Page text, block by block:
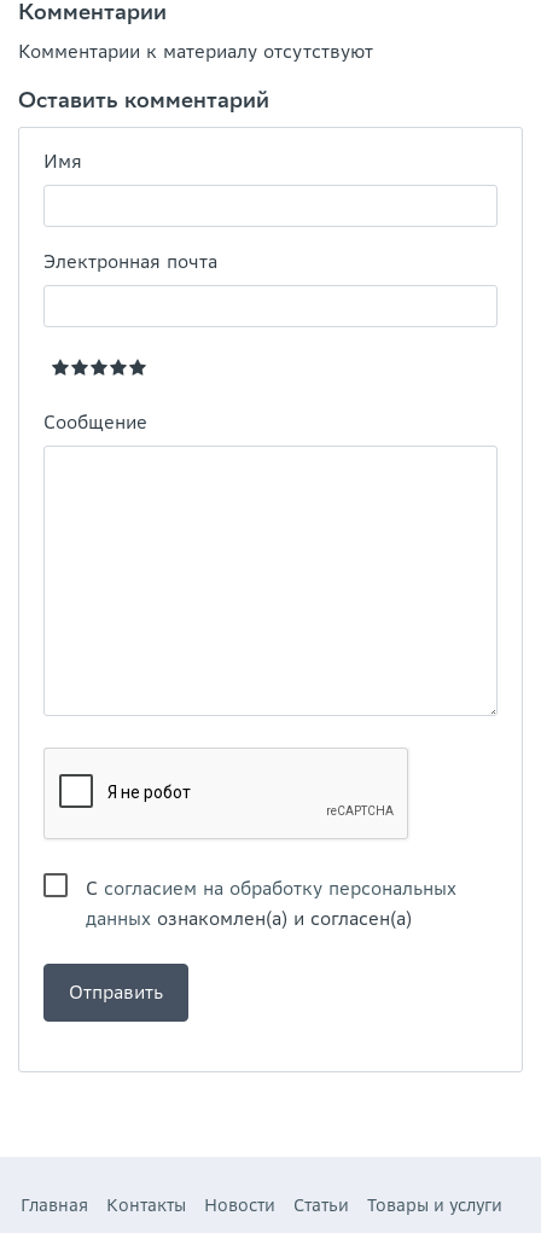
Комментарии
Комментарии к материалу отсутствуют
Оставить комментарий
Имя
Электронная почта
Сообщение
С согласием на обработку персональных
данных ознакомлен(а) и согласен(а)
Главная Контакты Новости Статьи
Товары и услуги